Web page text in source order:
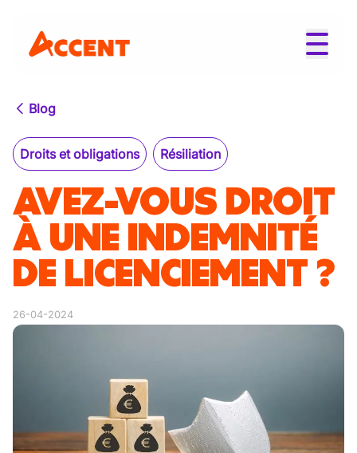
Blog
Droits et obligations Résiliation
AVEZ-VOUS DROIT
À UNE INDEMNITÉ
DE LICENCIEMENT ?
26-04-2024